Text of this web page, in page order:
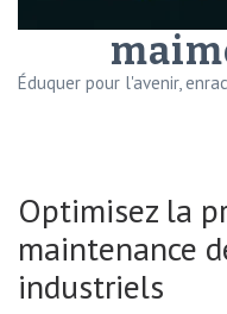
Éduquer pour l'avenir,
Optimisez la
maintenance
industriels